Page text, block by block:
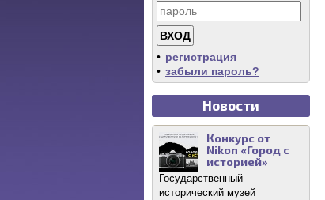
• регистрация
• забыли пароль?
Новости
Конкурс от
Nikon «Город с
историей»
Государственный
исторический музей